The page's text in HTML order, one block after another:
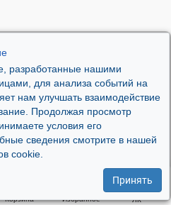
разработанные нашими
для анализа событий на
нам улучшать взаимодействие
Продолжая просмотр
условия его
сведения смотрите в нашей
cookie.
Принять
Корзина Избранное ЛК